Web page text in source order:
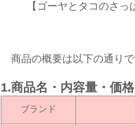
【ゴーヤとタコのさ
商品の概要は以下の通り
1.商品名・内容量・価
ブランド